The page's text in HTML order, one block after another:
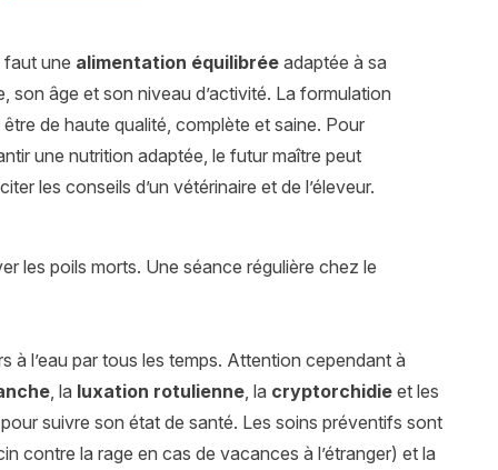
faut une alimentation équilibrée adaptée à sa
son âge et son niveau d’activité. La formulation
de haute qualité, complète et saine. Pour
une nutrition adaptée, le futur maître peut
les conseils d’un vétérinaire et de l’éleveur.
les poils morts. Une séance régulière chez le
à l’eau par tous les temps. Attention cependant à
, la luxation rotulienne, la cryptorchidie et les
suivre son état de santé. Les soins préventifs sont
contre la rage en cas de vacances à l’étranger) et la